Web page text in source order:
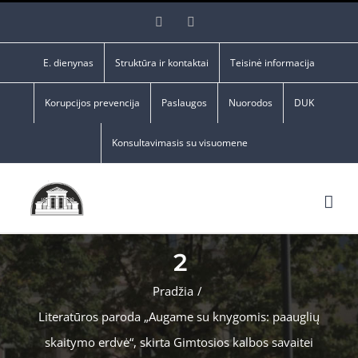
Facebook
E. dienynas Struktūra ir kontaktai Teisinė informacija
Korupcijos prevencija Paslaugos Nuorodos DUK
Konsultavimasis su visuomene
2
Pradžia /
Literatūros paroda „Augame su knygomis: paauglių
skaitymo erdvė“, skirta Gimtosios kalbos savaitei